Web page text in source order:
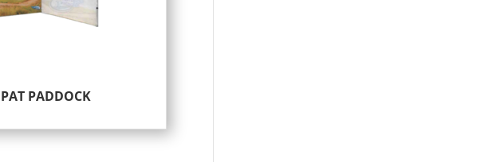
PADDOCK